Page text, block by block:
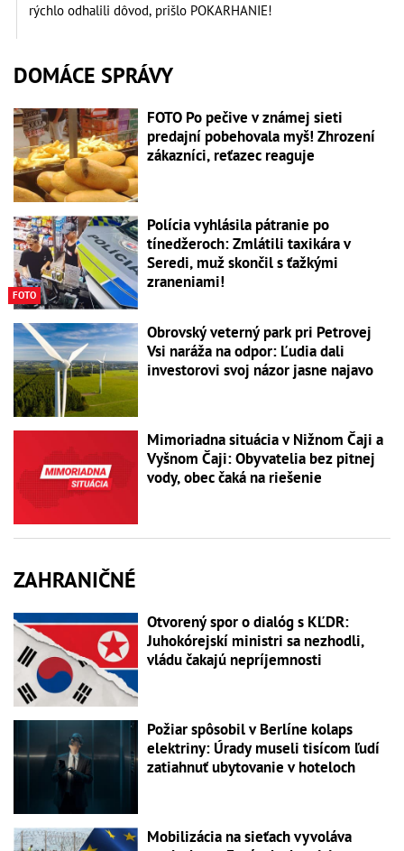
rýchlo odhalili dôvod, prišlo POKARHANIE!
DOMÁCE SPRÁVY
FOTO Po pečive v známej sieti
predajní pobehovala myš! Zhrození
zákazníci, reťazec reaguje
FOTO
Polícia vyhlásila pátranie po
tínedžeroch: Zmlátili taxikára v
Seredi, muž skončil s ťažkými
zraneniami!
Obrovský veterný park pri Petrovej
Vsi naráža na odpor: Ľudia dali
investorovi svoj názor jasne najavo
Mimoriadna situácia v Nižnom Čaji a
Vyšnom Čaji: Obyvatelia bez pitnej
vody, obec čaká na riešenie
ZAHRANIČNÉ
Otvorený spor o dialóg s KĽDR:
Juhokórejskí ministri sa nezhodli,
vládu čakajú nepríjemnosti
Požiar spôsobil v Berlíne kolaps
elektriny: Úrady museli tisícom ľudí
zatiahnuť ubytovanie v hoteloch
Mobilizácia na sieťach vyvoláva